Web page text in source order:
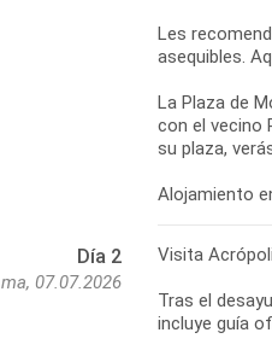
Les
asequibles.
La Plaza de
con el vecino
su plaza,
Alojamiento
Día 2
ma, 07.07.2026
Visita
Tras el
incluye guía